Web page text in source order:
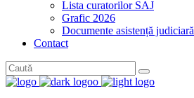
Lista curatorilor SAJ
Grafic 2026
Documente asistență judiciară
Contact